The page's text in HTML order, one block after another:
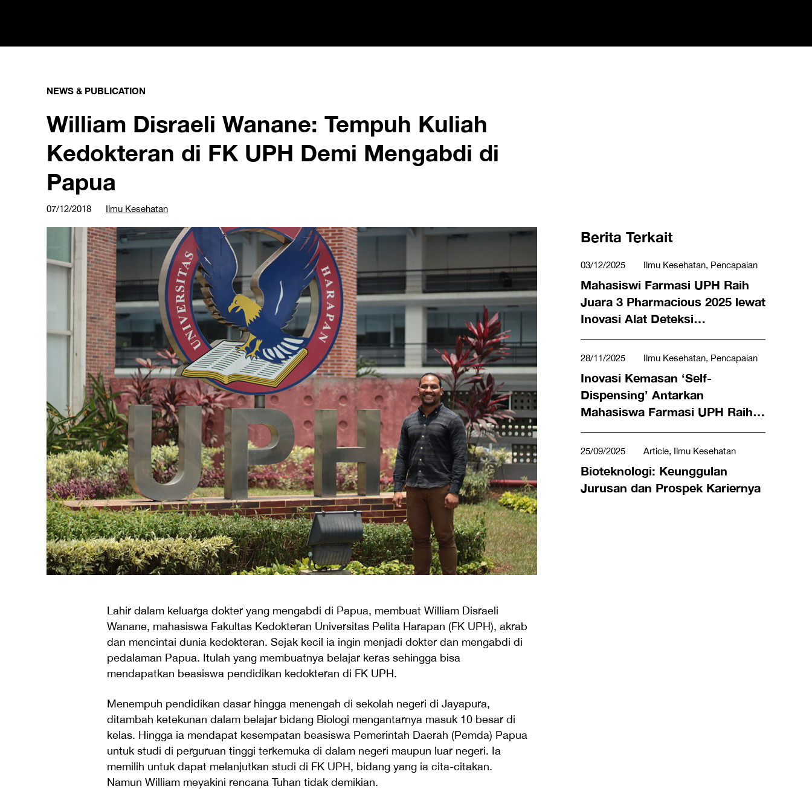
NEWS & PUBLICATION
William Disraeli Wanane: Tempuh Kuliah
Kedokteran di FK UPH Demi Mengabdi di
Papua
07/12/2018 Ilmu Kesehatan
Lahir dalam keluarga dokter yang mengabdi di Papua, membuat William Disraeli
Wanane, mahasiswa Fakultas Kedokteran Universitas Pelita Harapan (FK UPH), akrab
dan mencintai dunia kedokteran. Sejak kecil ia ingin menjadi dokter dan mengabdi di
pedalaman Papua. Itulah yang membuatnya belajar keras sehingga bisa
mendapatkan beasiswa pendidikan kedokteran di FK UPH.
Menempuh pendidikan dasar hingga menengah di sekolah negeri di Jayapura,
ditambah ketekunan dalam belajar bidang Biologi mengantarnya masuk 10 besar di
kelas. Hingga ia mendapat kesempatan beasiswa Pemerintah Daerah (Pemda) Papua
untuk studi di perguruan tinggi terkemuka di dalam negeri maupun luar negeri. Ia
memilih untuk dapat melanjutkan studi di FK UPH, bidang yang ia cita-citakan.
Namun William meyakini rencana Tuhan tidak demikian.
Berita Terkait
03/12/2025 Ilmu Kesehatan, Pencapaian
Mahasiswi Farmasi UPH Raih
Juara 3 Pharmacious 2025 lewat
Inovasi Alat Deteksi
Hidrokuinon, Cegah Kosmetik
Berbahaya
28/11/2025 Ilmu Kesehatan, Pencapaian
Inovasi Kemasan ‘Self-
Dispensing’ Antarkan
Mahasiswa Farmasi UPH Raih
Juara 1 Scopolamine 7th
25/09/2025 Article, Ilmu Kesehatan
Bioteknologi: Keunggulan
Jurusan dan Prospek Kariernya